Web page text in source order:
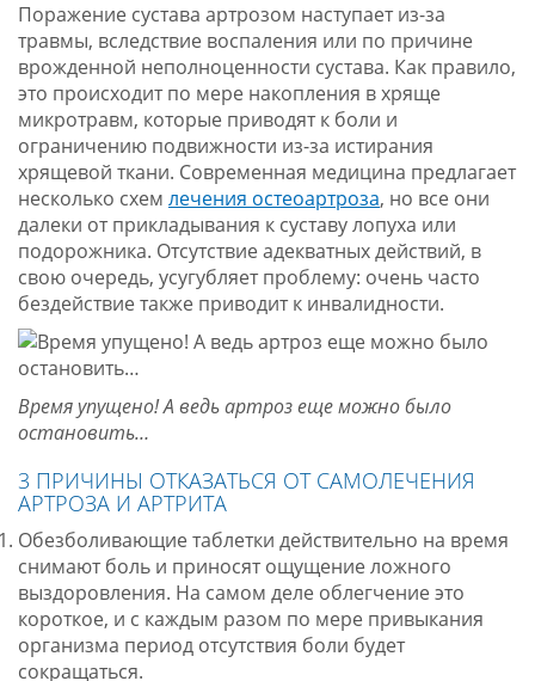
Поражение сустава артрозом наступает из-за
травмы, вследствие воспаления или по причине
врожденной неполноценности сустава. Как правило,
это происходит по мере накопления в хряще
микротравм, которые приводят к боли и
ограничению подвижности из-за истирания
хрящевой ткани. Современная медицина предлагает
несколько схем лечения остеоартроза, но все они
далеки от прикладывания к суставу лопуха или
подорожника. Отсутствие адекватных действий, в
свою очередь, усугубляет проблему: очень часто
бездействие также приводит к инвалидности.
Время упущено! А ведь артроз еще можно было
остановить…
3 ПРИЧИНЫ ОТКАЗАТЬСЯ ОТ САМОЛЕЧЕНИЯ
АРТРОЗА И АРТРИТА
Обезболивающие таблетки действительно на время
снимают боль и приносят ощущение ложного
выздоровления. На самом деле облегчение это
короткое, и с каждым разом по мере привыкания
организма период отсутствия боли будет
сокращаться.